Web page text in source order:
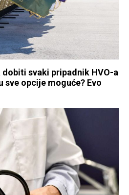
dobiti svaki pripadnik HVO-a
sve opcije moguće? Evo